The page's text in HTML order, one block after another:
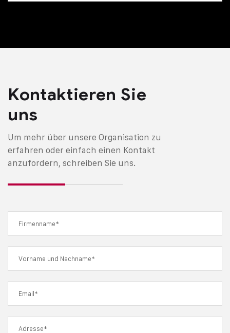
Kontaktieren Sie
uns
Um mehr über unsere Organisation zu
erfahren oder einfach einen Kontakt
anzufordern, schreiben Sie uns.